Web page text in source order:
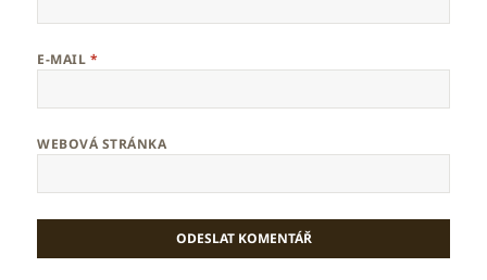
E-MAIL *
WEBOVÁ STRÁNKA